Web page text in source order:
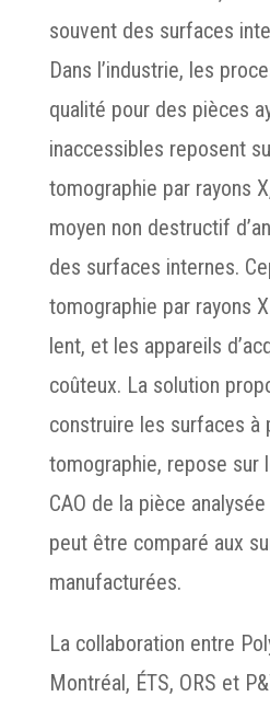
souvent des surfaces
Dans l’industrie, les
qualité pour des pièces
inaccessibles reposent
tomographie par rayons
moyen non destructif
des surfaces internes.
tomographie par rayons
lent, et les appareils
coûteux. La solution
construire les surfaces à
tomographie, repose sur
CAO de la pièce
peut être comparé aux
manufacturées.
La collaboration entre
Montréal, ÉTS, ORS et